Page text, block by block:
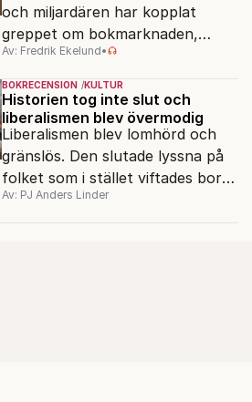
och miljardären har kopplat
greppet om bokmarknaden,
filmbolag, tv- och radiokanaler.
Det ska föra Le Pen till seger.
Av: Fredrik Ekelund•
BOKRECENSION KULTUR
Historien tog inte slut och
liberalismen blev övermodig
Liberalismen blev lomhörd och
gränslös. Den slutade lyssna på
folket som i stället viftades bort
och misstänkliggjordes. Men kan
Av: PJ Anders Linder